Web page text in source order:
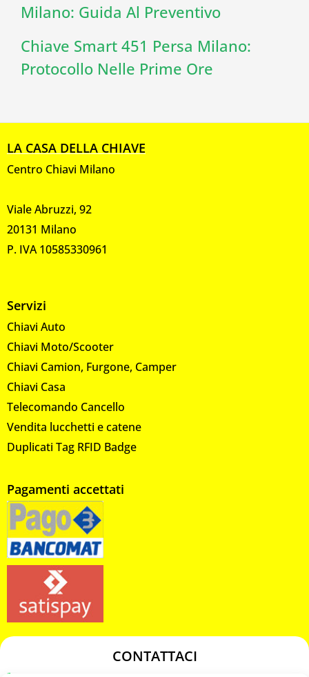
Milano: Guida Al Preventivo
Chiave Smart 451 Persa Milano:
Protocollo Nelle Prime Ore
LA CASA DELLA CHIAVE
Centro Chiavi Milano
Viale Abruzzi, 92
20131 Milano
P. IVA 10585330961
Servizi
Chiavi Auto
Chiavi Moto/Scooter
Chiavi Camion, Furgone, Camper
Chiavi Casa
Telecomando Cancello
Vendita lucchetti e catene
Duplicati Tag RFID Badge
Pagamenti accettati
CONTATTACI